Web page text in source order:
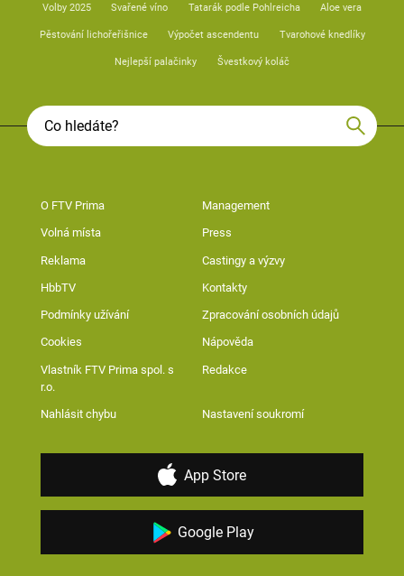
Volby 2025 Svařené víno Tatarák podle Pohlreicha Aloe vera
Pěstování lichořeřišnice Výpočet ascendentu Tvarohové knedlíky
Nejlepší palačinky Švestkový koláč
O FTV Prima Management
Volná místa Press
Reklama Castingy a výzvy
HbbTV Kontakty
Podmínky užívání Zpracování osobních údajů
Cookies Nápověda
Vlastník FTV Prima spol. s
r.o.
Redakce
Nahlásit chybu Nastavení soukromí
App Store
Google Play